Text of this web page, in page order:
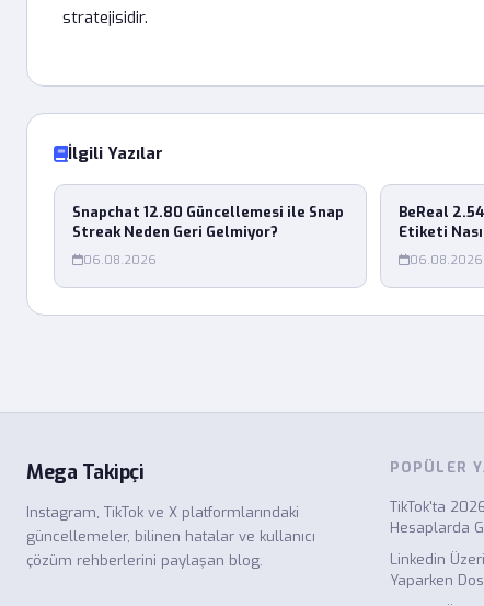
stratejisidir.
İlgili Yazılar
Snapchat 12.80 Güncellemesi ile Snap
Streak Neden Geri Gelmiyor?
06.08.2026
BeReal
Etiketi
06.08.2026
Mega Takipçi
Instagram, TikTok ve X platformlarındaki
güncellemeler, bilinen hatalar ve kullanıcı
çözüm rehberlerini paylaşan blog.
POPÜLER
TikTok'ta
Hesaplarda
Linkedin
Yaparken